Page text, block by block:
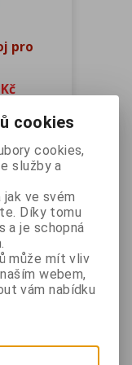
pro
cookies
cookies,
služby a
ve svém
Díky tomu
a je schopná
může mít vliv
webem,
vám nabídku